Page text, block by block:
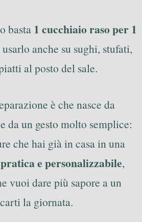
basta 1 cucchiaio raso per 1
anche su sughi, stufati,
al posto del sale.
è che nasce da
da un gesto molto semplice:
che hai già in casa in una
e personalizzabile,
vuoi dare più sapore a un
la giornata.